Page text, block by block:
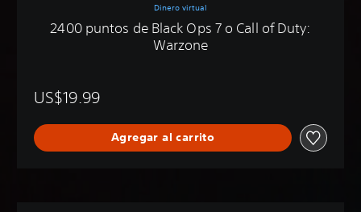
Dinero virtual
2400 puntos de Black Ops 7 o Call of Duty:
Warzone
US$19.99
Agregar al carrito